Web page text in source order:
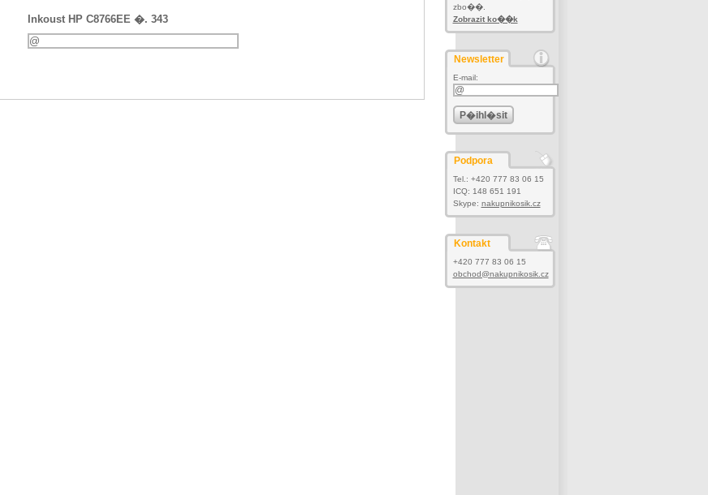
zbo��.
Zobrazit ko��k
Newsletter
E-mail:
Podpora
Tel.: +420 777 83 06 15
ICQ: 148 651 191
Skype: nakupnikosik.cz
Kontakt
+420 777 83 06 15
obchod@nakupnikosik.cz
Inkoust HP C8766EE �. 343